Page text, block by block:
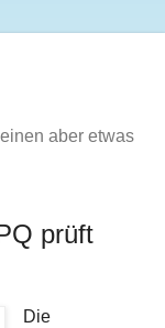
aber etwas
prüft
Die